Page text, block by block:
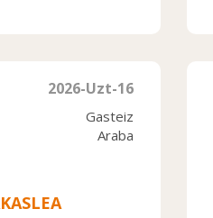
2026-Uzt-16
Gasteiz
Araba